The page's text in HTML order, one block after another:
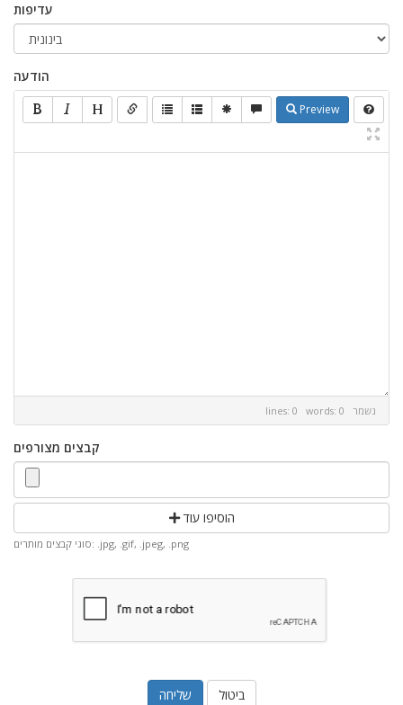
עדיפות
הודעה
Preview
lines: 0 words: 0 נשמר
קבצים מצורפים
הוסיפו עוד
סוגי קבצים מותרים: .jpg, .gif, .jpeg, .png
ביטול